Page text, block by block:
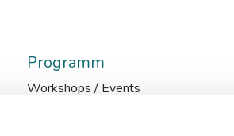
Programm
Workshops / Events